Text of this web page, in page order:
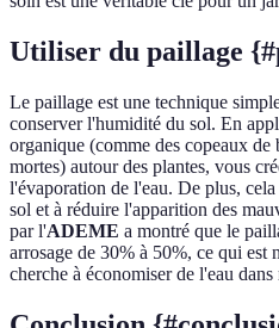
Utiliser du paillage
Le paillage est une technique
conserver l'humidité du sol. En
organique (comme des copeaux
mortes) autour des plantes, vous
l'évaporation de l'eau. De plus,
sol et à réduire l'apparition des
par l'ADEME a montré que le
arrosage de 30% à 50%, ce qui est
cherche à économiser de l'eau dans